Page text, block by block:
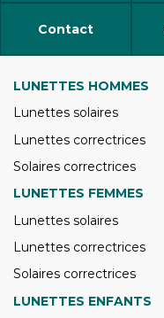
Contact
LUNETTES HOMMES
Lunettes solaires
Lunettes correctrices
Solaires correctrices
LUNETTES FEMMES
Lunettes solaires
Lunettes correctrices
Solaires correctrices
LUNETTES ENFANTS